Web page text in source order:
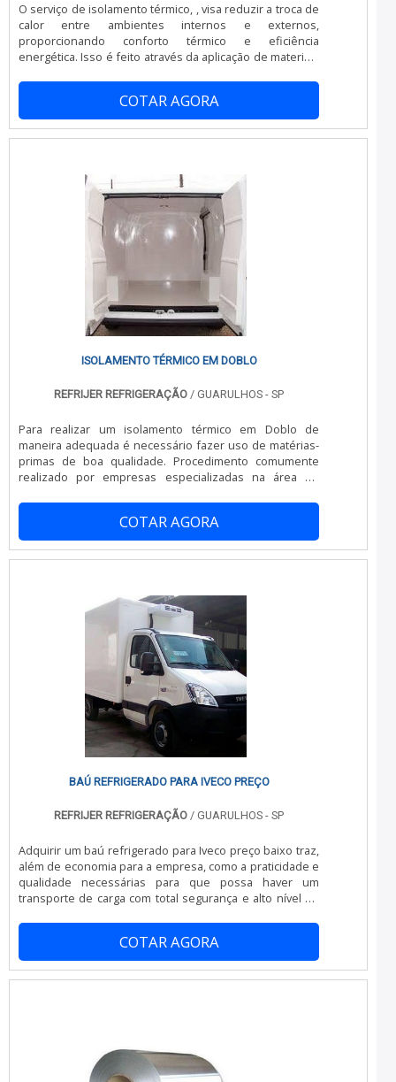
O serviço de isolamento térmico, , visa reduzir a troca de
calor entre ambientes internos e externos,
proporcionando conforto térmico e eficiência
energética. Isso é feito através da aplicação de materiais
caldeiras de alta temperaturas fabricas /industrias, que
formam barreiras contra a condução, convecção e
radiação térmica.
COTAR AGORA
ISOLAMENTO TÉRMICO EM DOBLO
REFRIJER REFRIGERAÇÃO / GUARULHOS - SP
Para realizar um isolamento térmico em Doblo de
maneira adequada é necessário fazer uso de matérias-
primas de boa qualidade. Procedimento comumente
realizado por empresas especializadas na área de
conservação dos alimentos e produtos perecíveis é
passo primordial no processo do transporte destas
mercadorias. No interior do baú a ser acoplado no Doblo
são aplicadas placas de poliuretano (uma espuma rígida
COTAR AGORA
BAÚ REFRIGERADO PARA IVECO PREÇO
REFRIJER REFRIGERAÇÃO / GUARULHOS - SP
Adquirir um baú refrigerado para Iveco preço baixo traz,
além de economia para a empresa, como a praticidade e
qualidade necessárias para que possa haver um
transporte de carga com total segurança e alto nível de
baú refrigerado para Iveco não é muito difícil, visto a
enorme opção de empresas que trabalham com a
fabricação deste produto. No entanto, a aquisição de um
baú deste tipo que tenha qualidade, durabilidade e
COTAR AGORA